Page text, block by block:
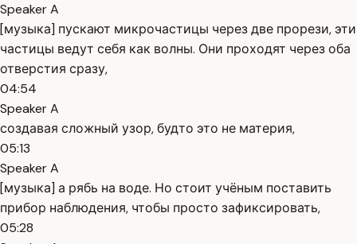
Speaker A
[музыка] пускают микрочастицы через две прорези, эти
частицы ведут себя как волны. Они проходят через оба
отверстия сразу,
04:54
Speaker A
создавая сложный узор, будто это не материя,
05:13
Speaker A
[музыка] а рябь на воде. Но стоит учёным поставить
прибор наблюдения, чтобы просто зафиксировать,
05:28